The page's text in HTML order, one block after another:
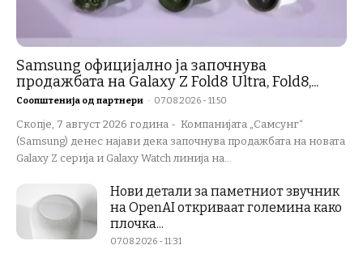
Samsung официјално ја започнува
продажбата на Galaxy Z Fold8 Ultra, Fold8,...
Соопштенија од партнери - 07.08.2026 - 11:50
Скопје, 7 август 2026 година - Компанијата „Самсунг“
(Samsung) денес најави дека започнува продажбата на новата
Galaxy Z серија и Galaxy Watch линија на...
Нови детали за паметниот звучник
на OpenAI откриваат големина како
плочка...
07.08.2026 - 11:31